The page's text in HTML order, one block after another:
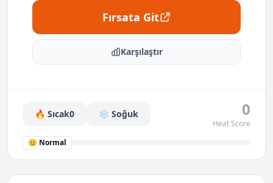
Fırsata Git
Karşılaştır
🔥 Sıcak0 ❄️ Soğuk 0
Heat Score
😐 Normal